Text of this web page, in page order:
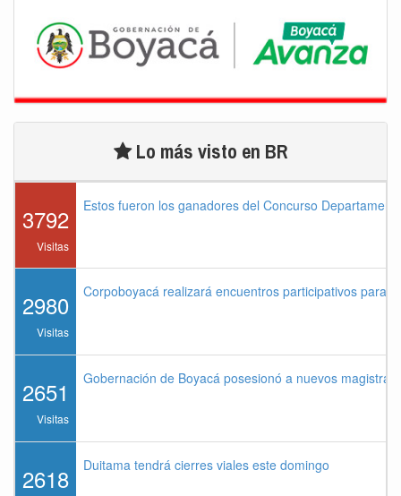
Lo más visto en BR
3792
Visitas
Estos fueron los ganadores del Concurso
2980
Visitas
Corpoboyacá realizará encuentros participativos para
2651
Visitas
Gobernación de Boyacá posesionó a nuevos
2618 Duitama tendrá cierres viales este domingo